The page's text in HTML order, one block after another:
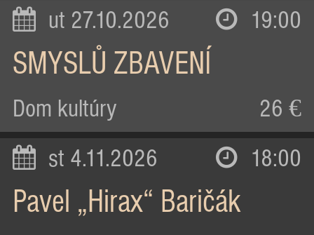
ut 27.10.2026 19:00
SMYSLŮ ZBAVENÍ
Dom kultúry 26 €
st 4.11.2026 18:00
Pavel „Hirax“ Baričák